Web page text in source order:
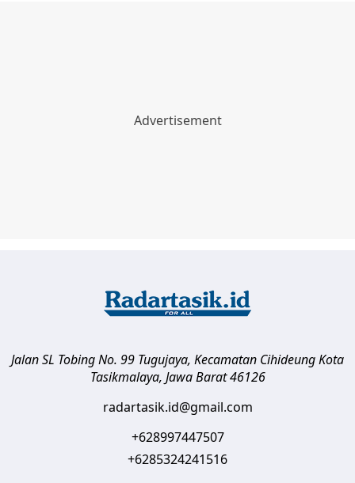
Jalan SL Tobing No. 99 Tugujaya, Kecamatan CihideungKota
Tasikmalaya, Jawa Barat 46126
radartasik.id@gmail.com
+628997447507
+6285324241516